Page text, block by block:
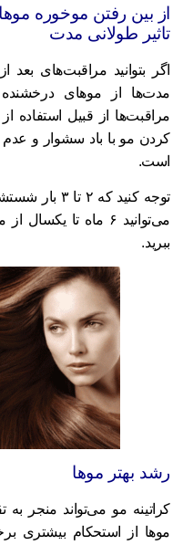
بین رفتن موخوره موها
طولانی مدت
بتوانید مراقبت‌های بعد از
از موهای درخشنده
از قبیل استفاده
مو با باد سشوار و عدم
توجه کنید که ۲
می‌توانید ۶ ماه تا
بهتر موها
مو می‌تواند منجر به
از استحکام بیشتری